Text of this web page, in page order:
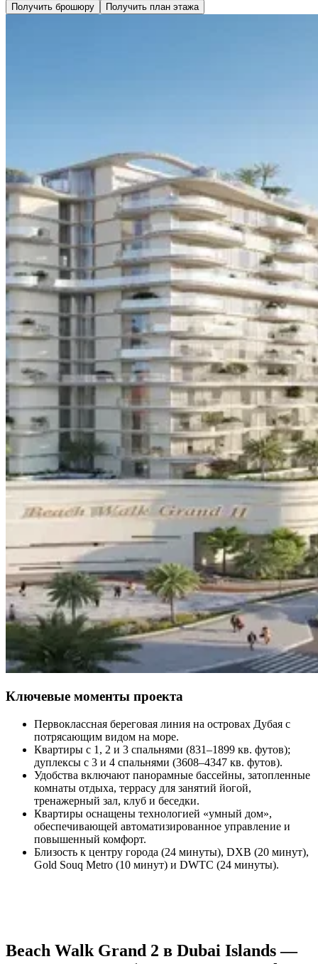
Получить брошюру Получить план этажа
Ключевые моменты проекта
Первоклассная береговая линия на островах Дубая с
потрясающим видом на море.
Квартиры с 1, 2 и 3 спальнями (831–1899 кв. футов);
дуплексы с 3 и 4 спальнями (3608–4347 кв. футов).
Удобства включают панорамные бассейны, затопленные
комнаты отдыха, террасу для занятий йогой,
тренажерный зал, клуб и беседки.
Квартиры оснащены технологией «умный дом»,
обеспечивающей автоматизированное управление и
повышенный комфорт.
Близость к центру города (24 минуты), DXB (20 минут),
Gold Souq Metro (10 минут) и DWTC (24 минуты).
Beach Walk Grand 2 в Dubai Islands —